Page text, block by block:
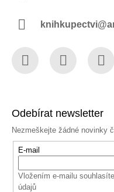
Odebírat newsletter
Nezmeškejte žádné novinky
E-mail
Vložením e-mailu
údajů